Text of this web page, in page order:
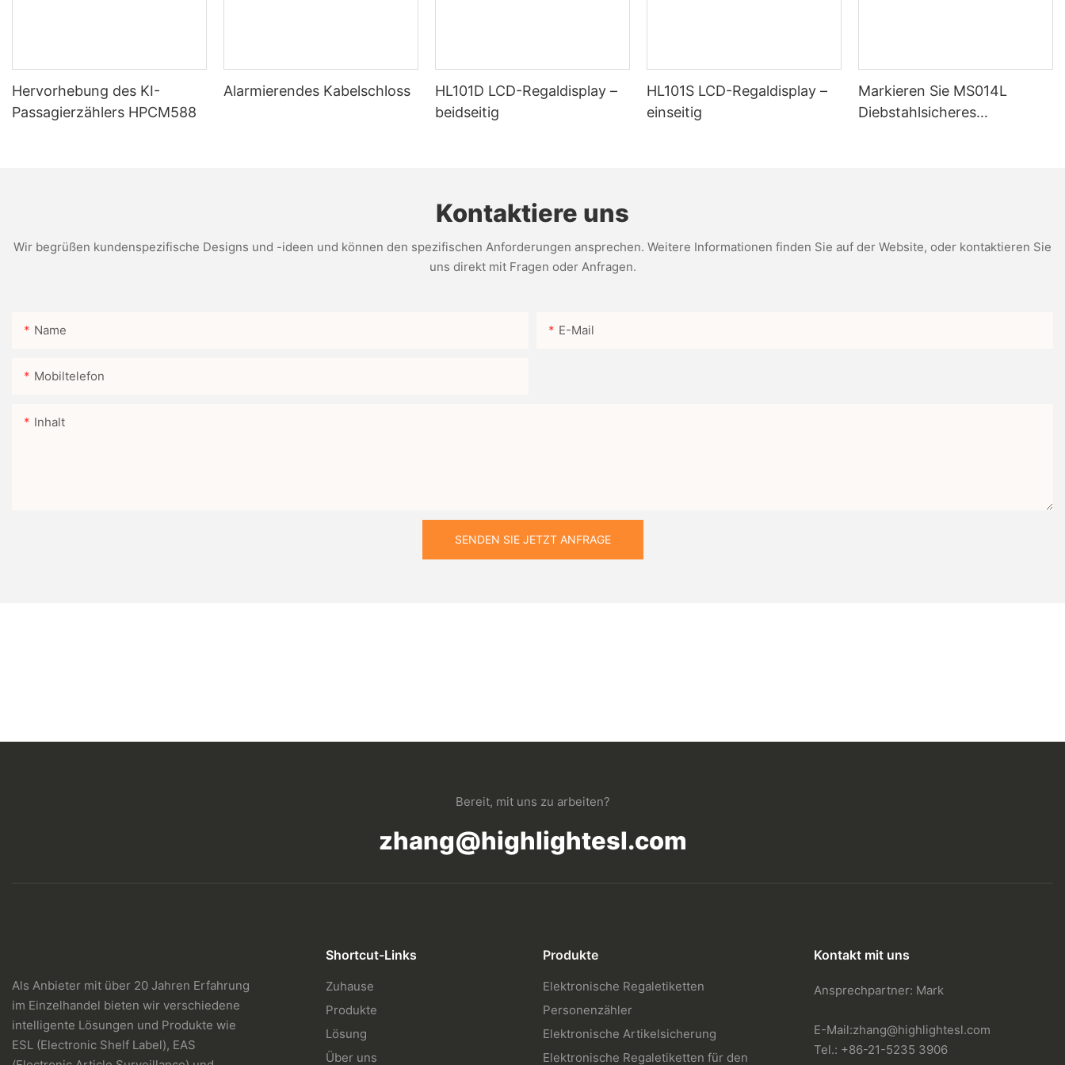
herkömmliche Etiketten einfach nicht mithalten können. Durch die Einführung digitaler Etiketten können Büros ihren Organisations- und Kommunikationsansatz revolutionieren und letztendlich zu einer
produktiveren und effizienteren Arbeitsumgebung führen. Da die Technologie immer weiter voranschreitet, wachsen die potenziellen Vorteile digitaler Etiketten immer weiter und machen sie zu einem
unverzichtbaren Werkzeug für moderne Büros.
Hervorhebung des KI-
Passagierzählers HPCM588
Alarmierendes Kabelschloss
HL101D LCD-Regaldisplay –
beidseitig
HL101S LCD-Regaldisplay –
einseitig
Markieren Sie MS014L
Diebstahlsicheres
Kontaktiere uns
Wir begrüßen kundenspezifische Designs und -ideen und können den spezifischen Anforderungen ansprechen. Weitere Informationen finden Sie auf der Website, oder kontaktieren Sie
uns direkt mit Fragen oder Anfragen.
Name E-Mail
Mobiltelefon
Inhalt
SENDEN SIE JETZT ANFRAGE
Bereit, mit uns zu arbeiten?
zhang@highlightesl.com
Als Anbieter mit über 20 Jahren Erfahrung
im Einzelhandel bieten wir verschiedene
intelligente Lösungen und Produkte wie
ESL (Electronic Shelf Label), EAS
Shortcut-Links
Zuhause
Produkte
Lösung
Über uns
Produkte
Elektronische Regaletiketten
Personenzähler
Elektronische Artikelsicherung
Elektronische Regaletiketten für den
Kontakt mit uns
Ansprechpartner: Mark
E-Mail:zhang@highlightesl.com
Tel.: +86-21-5235 3906